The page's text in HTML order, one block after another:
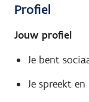
Profiel
Jouw profiel
Je bent
Je spreekt